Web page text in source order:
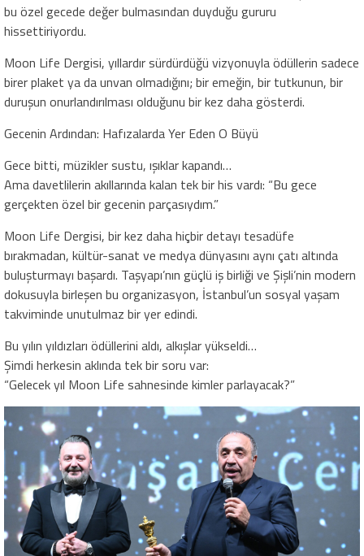
bu özel gecede değer bulmasından duyduğu gururu
hissettiriyordu.
Moon Life Dergisi, yıllardır sürdürdüğü vizyonuyla ödüllerin sadece
birer plaket ya da unvan olmadığını; bir emeğin, bir tutkunun, bir
duruşun onurlandırılması olduğunu bir kez daha gösterdi.
Gecenin Ardından: Hafızalarda Yer Eden O Büyü
Gece bitti, müzikler sustu, ışıklar kapandı…
Ama davetlilerin akıllarında kalan tek bir his vardı: “Bu gece
gerçekten özel bir gecenin parçasıydım.”
Moon Life Dergisi, bir kez daha hiçbir detayı tesadüfe
bırakmadan, kültür-sanat ve medya dünyasını aynı çatı altında
buluşturmayı başardı. Taşyapı’nın güçlü iş birliği ve Şişli’nin modern
dokusuyla birleşen bu organizasyon, İstanbul’un sosyal yaşam
takviminde unutulmaz bir yer edindi.
Bu yılın yıldızları ödüllerini aldı, alkışlar yükseldi…
Şimdi herkesin aklında tek bir soru var:
“Gelecek yıl Moon Life sahnesinde kimler parlayacak?”